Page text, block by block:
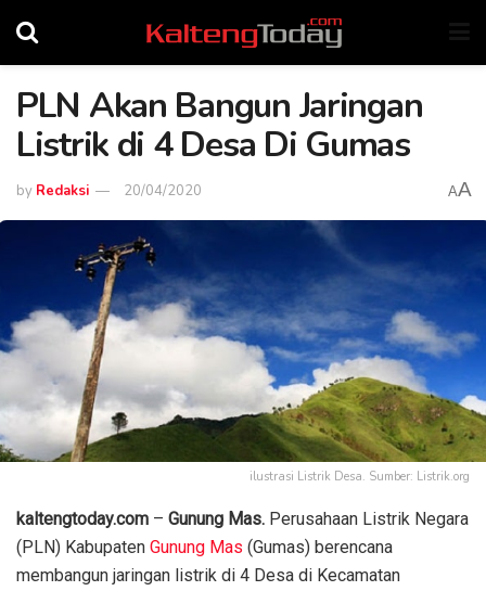
PLN Akan Bangun Jaringan
Listrik di 4 Desa Di Gumas
by Redaksi 20/04/2020 AA
ilustrasi Listrik Desa. Sumber: Listrik.org
kaltengtoday.com – Gunung Mas. Perusahaan Listrik Negara
(PLN) Kabupaten Gunung Mas (Gumas) berencana
membangun jaringan listrik di 4 Desa di Kecamatan